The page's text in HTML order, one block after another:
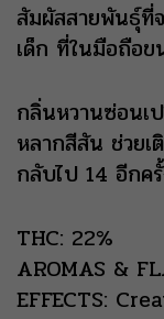
สัมผัสสายพันธุ์ที่
เด็ก ที่ในมือถือ
กลิ่นหวานซ่อนเ
หลากสีสัน ช่วย
กลับไป 14 อีกค
THC: 22%
AROMAS &
EFFECTS: